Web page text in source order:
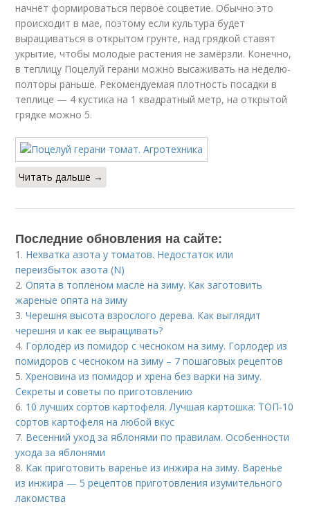
начнёт формироваться первое соцветие. Обычно это
происходит в мае, поэтому если культура будет
выращиваться в открытом грунте, над грядкой ставят
укрытие, чтобы молодые растения не замёрзли. Конечно,
в теплицу Поцелуй герани можно высаживать на неделю-
полторы раньше. Рекомендуемая плотность посадки в
теплице — 4 кустика на 1 квадратный метр, на открытой
грядке можно 5.
Читать дальше →
Последние обновления на сайте:
1. Нехватка азота у томатов. Недостаток или
переизбыток азота (N)
2.Опята в топленом масле на зиму. Как заготовить
жареные опята на зиму
3.Черешня высота взрослого дерева. Как выглядит
черешня и как ее выращивать?
4. Горлодёр из помидор с чесноком на зиму. Горлодер из
помидоров с чесноком на зиму – 7 пошаговых рецептов
5.Хреновина из помидор и хрена без варки на зиму.
Секреты и советы по приготовлению
6. 10 лучших сортов картофеля. Лучшая картошка: ТОП-10
сортов картофеля на любой вкус
7. Весенний уход за яблонями по правилам. Особенности
ухода за яблонями
8. Как приготовить варенье из инжира на зиму. Варенье
из инжира — 5 рецептов приготовления изумительного
лакомства